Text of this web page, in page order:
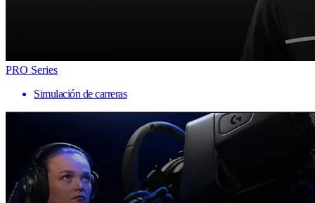
PRO Series
Simulación de carreras